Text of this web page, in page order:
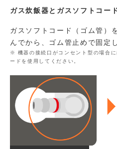
ガス炊飯器とガスソフトコー
ガスソフトコード（ゴム管）
んでから、ゴム管止めで固定
機器の接続口がコンセント型の場合
ードを使用してください。